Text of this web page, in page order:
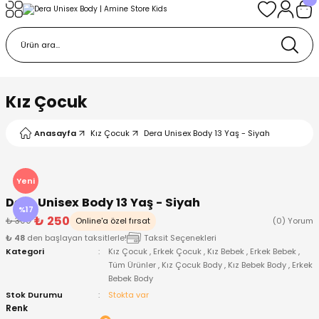
Kız Çocuk
Anasayfa Kız Çocuk Dera Unisex Body 13 Yaş - Siyah
Yeni
%17
Dera Unisex Body 13 Yaş - Siyah
₺ 300 ₺ 250 Online'a özel fırsat
(0) Yorum
₺ 48 den başlayan taksitlerle!
Taksit Seçenekleri
Kategori
Kız Çocuk , Erkek Çocuk , Kız Bebek , Erkek Bebek ,
Tüm Ürünler , Kız Çocuk Body , Kız Bebek Body , Erkek
Bebek Body
Stok Durumu
Stokta var
Renk
Giyim
Bere ve Eldiven
Bere ve Eldiven
Body
ve Patik
Çıkışı ve Zıbın Seti
Ürünleri